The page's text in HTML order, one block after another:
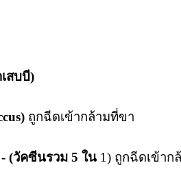
สบบี)
ถูกฉีดเข้ากล้ามที่ขา
(วัคซีนรวม 5 ใน 1) ถูกฉีดเข้าก